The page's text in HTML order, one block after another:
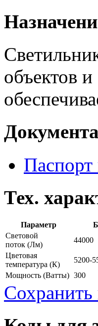
объектов
Паспорт
Тех.
Параметр
Световой
поток (Лм)
44000
Цветовая
температура (К)
5200-
Мощность (Ватты) 300
Сохранить